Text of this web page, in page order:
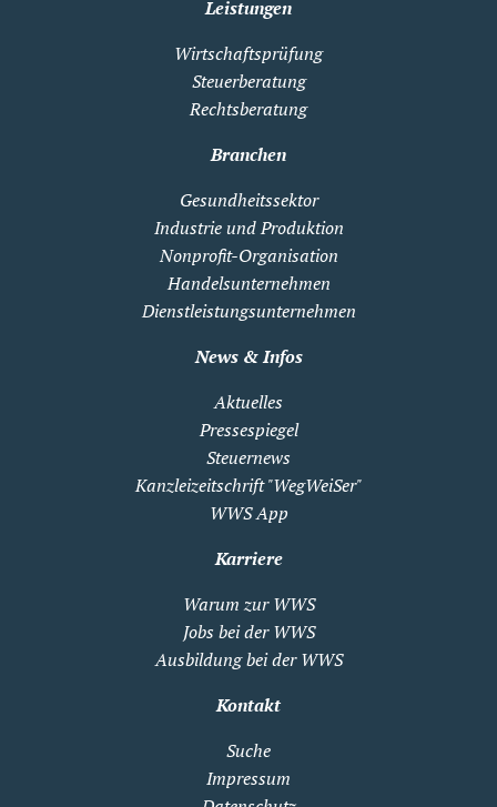
Leistungen
Wirtschaftsprüfung
Steuerberatung
Rechtsberatung
Branchen
Gesundheitssektor
Industrie und Produktion
Nonprofit-Organisation
Handelsunternehmen
Dienstleistungsunternehmen
News & Infos
Aktuelles
Pressespiegel
Steuernews
Kanzleizeitschrift "WegWeiSer"
WWS App
Karriere
Warum zur WWS
Jobs bei der WWS
Ausbildung bei der WWS
Kontakt
Suche
Impressum